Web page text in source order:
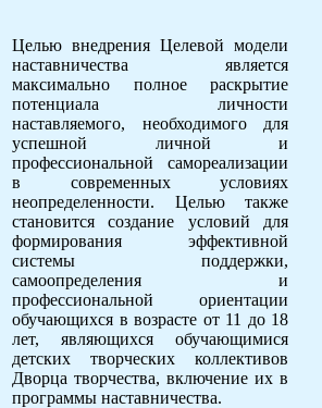
Целью внедрения Целевой модели
наставничества является
максимально полное раскрытие
потенциала личности
наставляемого, необходимого для
успешной личной и
профессиональной самореализации
в современных условиях
неопределенности. Целью также
становится создание условий для
формирования эффективной
системы поддержки,
самоопределения и
профессиональной ориентации
обучающихся в возрасте от 11 до 18
лет, являющихся обучающимися
детских творческих коллективов
Дворца творчества, включение их в
программы наставничества.